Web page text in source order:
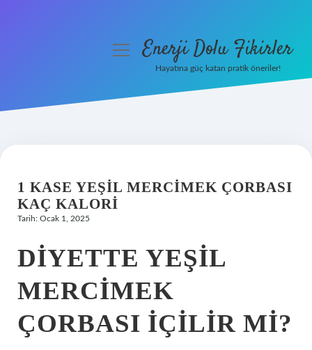
Hakkımızda
menüyüEnerji Dolu Fikirler
Hayatına güç katan pratik öneriler!
1 KASE YEŞIL MERCIMEK ÇORBASI
KAÇ KALORI
Tarih: Ocak 1, 2025
DIYETTE YEŞIL
MERCIMEK
ÇORBASI IÇILIR MI?